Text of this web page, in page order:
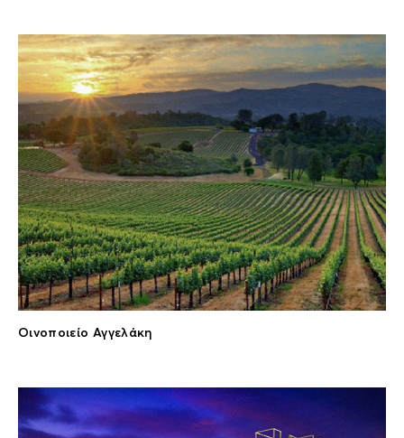
Οινοποιείο Αγγελάκη